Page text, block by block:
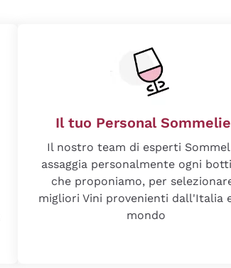
Il tuo Personal
Il nostro team di esperti
assaggia personalmente ogni
che proponiamo, per
migliori Vini provenienti dall'Italia
mondo